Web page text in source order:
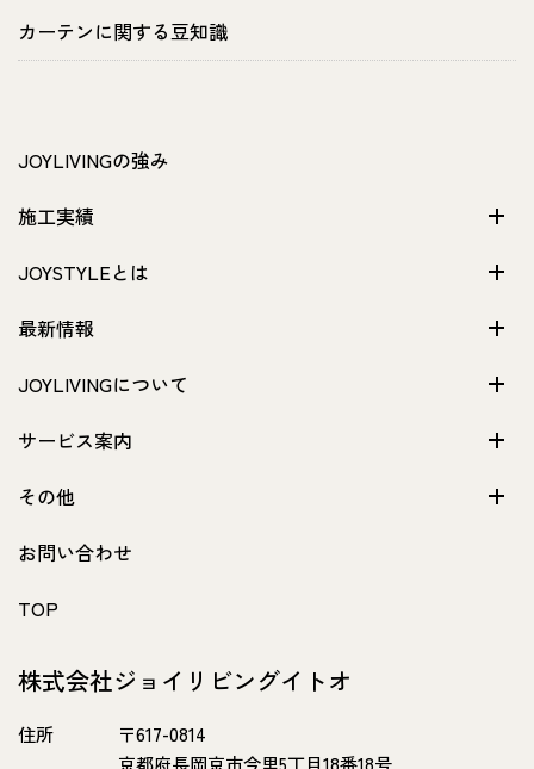
カーテンに関する豆知識
JOYLIVINGの強み
施工実績
JOYSTYLEとは
最新情報
JOYLIVINGについて
サービス案内
その他
お問い合わせ
TOP
株式会社ジョイリビングイトオ
住所
〒617-0814
京都府長岡京市今里5丁目18番18号